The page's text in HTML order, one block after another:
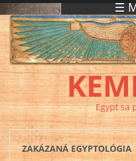
Skočiť na hlavný obsah ☰
Egypt sa
ZAKÁZANÁ EGYPTOLÓGIA